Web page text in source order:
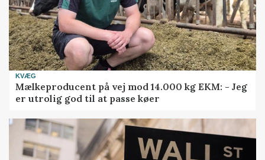
KVÆG
Mælkeproducent på vej mod 14.000 kg EKM: - Jeg
er utrolig god til at passe køer